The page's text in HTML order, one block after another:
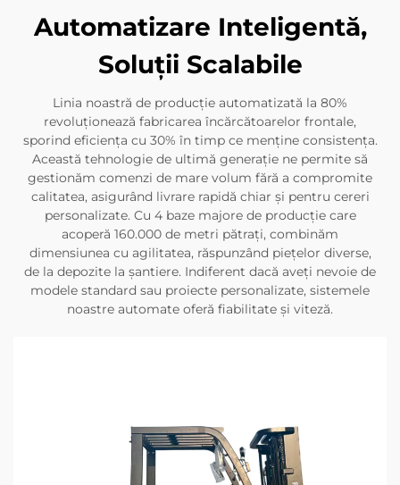
Automatizare Inteligentă,
Soluții Scalabile
Linia noastră de producție automatizată la 80%
revoluționează fabricarea încărcătoarelor frontale,
sporind eficiența cu 30% în timp ce menține consistența.
Această tehnologie de ultimă generație ne permite să
gestionăm comenzi de mare volum fără a compromite
calitatea, asigurând livrare rapidă chiar și pentru cereri
personalizate. Cu 4 baze majore de producție care
acoperă 160.000 de metri pătrați, combinăm
dimensiunea cu agilitatea, răspunzând piețelor diverse,
de la depozite la șantiere. Indiferent dacă aveți nevoie de
modele standard sau proiecte personalizate, sistemele
noastre automate oferă fiabilitate și viteză.